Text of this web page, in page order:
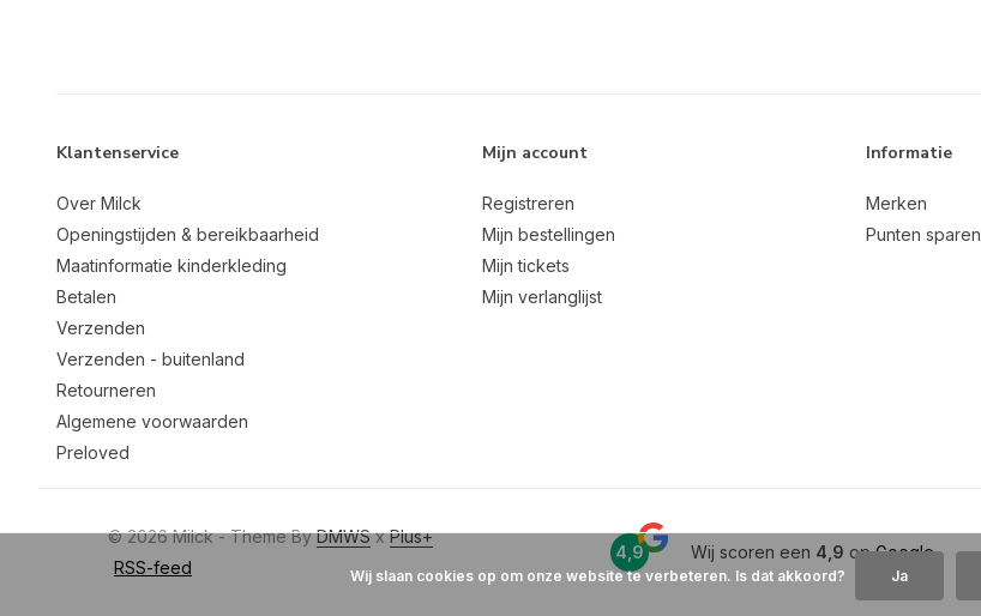
Klantenservice
Over Milck
Openingstijden & bereikbaarheid
Maatinformatie kinderkleding
Betalen
Verzenden
Verzenden - buitenland
Retourneren
Algemene voorwaarden
Preloved
Mijn account
Registreren
Mijn bestellingen
Mijn tickets
Mijn verlanglijst
Informatie
Merken
Punten sparen
© 2026 Milck - Theme ByDMWSxPlus+
RSS-feed
4,9 Wij scoren een 4,9 opGoogle
Wij slaan cookies op om onze website te verbeteren. Is dat akkoord? Ja